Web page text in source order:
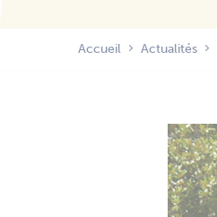
Accueil Actualités